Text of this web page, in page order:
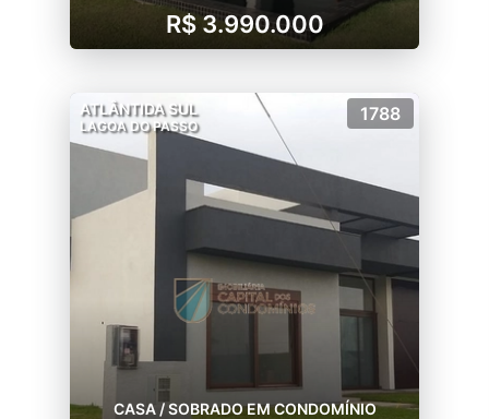
R$ 3.990.000
ATLÂNTIDA SUL
LAGOA DO PASSO
1788
CASA / SOBRADO EM CONDOMÍNIO